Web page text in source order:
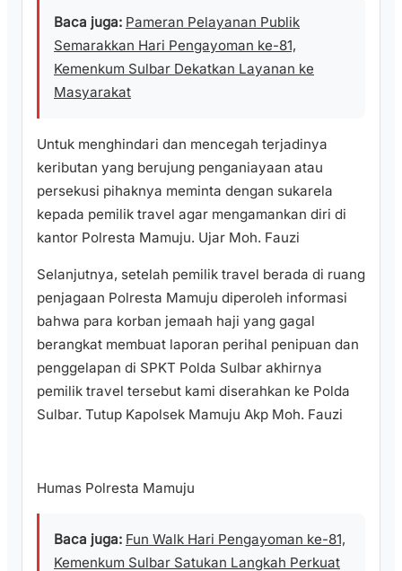
Baca juga: Pameran Pelayanan Publik
Semarakkan Hari Pengayoman ke-81,
Kemenkum Sulbar Dekatkan Layanan ke
Masyarakat
Untuk menghindari dan mencegah terjadinya
keributan yang berujung penganiayaan atau
persekusi pihaknya meminta dengan sukarela
kepada pemilik travel agar mengamankan diri di
kantor Polresta Mamuju. Ujar Moh. Fauzi
Selanjutnya, setelah pemilik travel berada di ruang
penjagaan Polresta Mamuju diperoleh informasi
bahwa para korban jemaah haji yang gagal
berangkat membuat laporan perihal penipuan dan
penggelapan di SPKT Polda Sulbar akhirnya
pemilik travel tersebut kami diserahkan ke Polda
Sulbar. Tutup Kapolsek Mamuju Akp Moh. Fauzi
Humas Polresta Mamuju
Baca juga: Fun Walk Hari Pengayoman ke-81,
Kemenkum Sulbar Satukan Langkah Perkuat